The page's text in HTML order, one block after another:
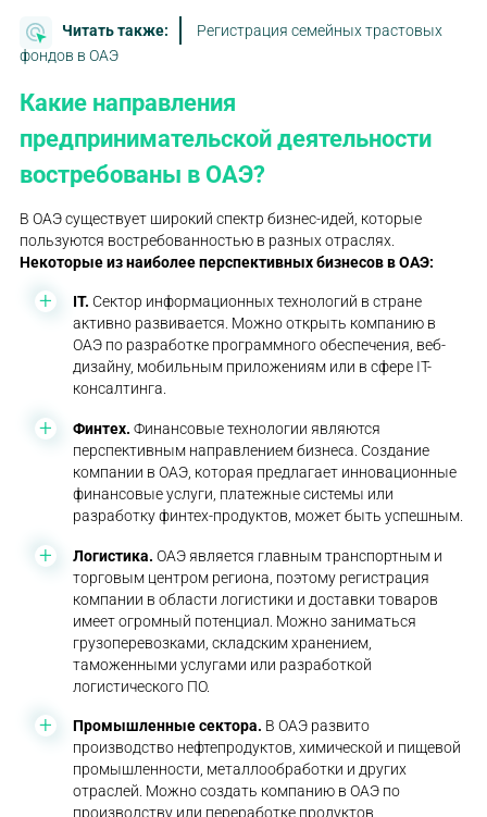
Читать также:
Регистрация семейных трастовых
фондов в ОАЭ
Какие направления
предпринимательской деятельности
востребованы в ОАЭ?
В ОАЭ существует широкий спектр бизнес-идей, которые
пользуются востребованностью в разных отраслях.
Некоторые из наиболее перспективныхбизнесов в ОАЭ:
IT. Сектор информационных технологий в стране
активно развивается. Можно открыть компанию в
ОАЭ по разработке программного обеспечения, веб-
дизайну, мобильным приложениям или в сфере IT-
консалтинга.
Финтех. Финансовые технологии являются
перспективным направлением бизнеса. Создание
компании в ОАЭ, которая предлагает инновационные
финансовые услуги, платежные системы или
разработку финтех-продуктов, может быть успешным.
Логистика.ОАЭ является главным транспортным и
торговым центром региона, поэтому регистрация
компании в области логистики и доставки товаров
имеет огромный потенциал. Можно заниматься
грузоперевозками, складским хранением,
таможенными услугами или разработкой
логистического ПО.
Промышленные сектора. В ОАЭ развито
производство нефтепродуктов, химической и пищевой
промышленности, металлообработки и других
отраслей. Можно создать компанию в ОАЭ по
производству или переработке продуктов,